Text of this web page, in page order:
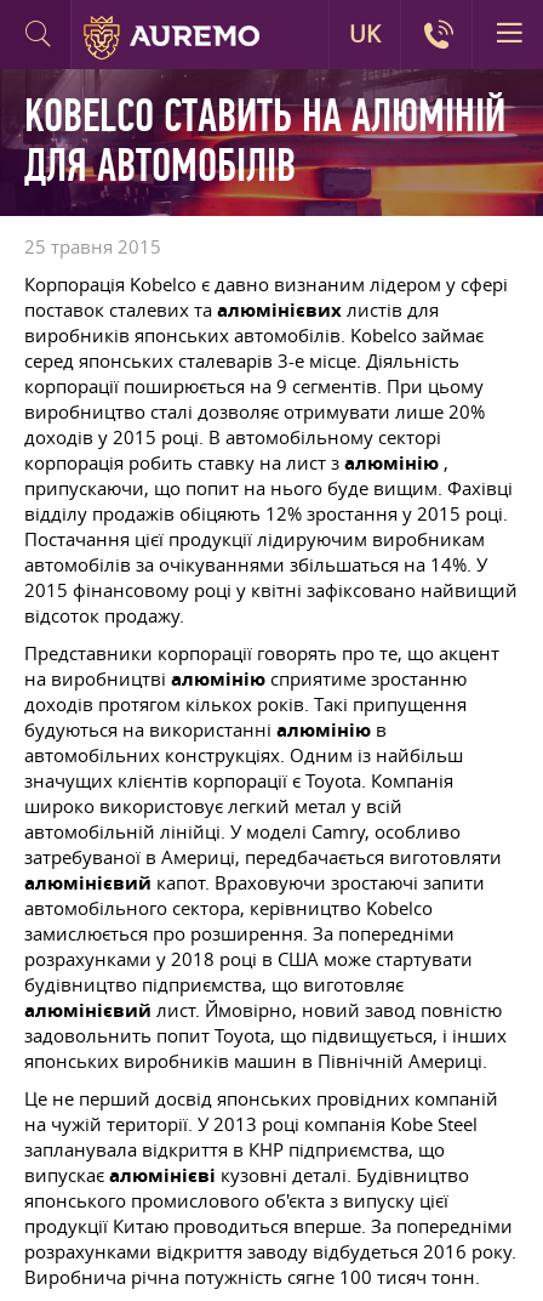
KOBELCO СТАВИТЬ НА АЛЮМІНІЙ
ДЛЯ АВТОМОБІЛІВ
25 травня 2015
Корпорація Kobelco є давно визнаним лідером у сфері
поставок сталевих та алюмінієвих листів для
виробників японських автомобілів. Kobelco займає
серед японських сталеварів 3-е місце. Діяльність
корпорації поширюється на 9 сегментів. При цьому
виробництво сталі дозволяє отримувати лише 20%
доходів у 2015 році. В автомобільному секторі
корпорація робить ставку на лист з алюмінію ,
припускаючи, що попит на нього буде вищим. Фахівці
відділу продажів обіцяють 12% зростання у 2015 році.
Постачання цієї продукції лідируючим виробникам
автомобілів за очікуваннями збільшаться на 14%. У
2015 фінансовому році у квітні зафіксовано найвищий
відсоток продажу.
Представники корпорації говорять про те, що акцент
на виробництві алюмінію сприятиме зростанню
доходів протягом кількох років. Такі припущення
будуються на використанні алюмінію в
автомобільних конструкціях. Одним із найбільш
значущих клієнтів корпорації є Toyota. Компанія
широко використовує легкий метал у всій
автомобільній лінійці. У моделі Camry, особливо
затребуваної в Америці, передбачається виготовляти
алюмінієвий капот. Враховуючи зростаючі запити
автомобільного сектора, керівництво Kobelco
замислюється про розширення. За попередніми
розрахунками у 2018 році в США може стартувати
будівництво підприємства, що виготовляє
алюмінієвий лист. Ймовірно, новий завод повністю
задовольнить попит Toyota, що підвищується, і інших
японських виробників машин в Північній Америці.
Це не перший досвід японських провідних компаній
на чужій території. У 2013 році компанія Kobe Steel
запланувала відкриття в КНР підприємства, що
випускає алюмінієві кузовні деталі. Будівництво
японського промислового об'єкта з випуску цієї
продукції Китаю проводиться вперше. За попередніми
розрахунками відкриття заводу відбудеться 2016 року.
Виробнича річна потужність сягне 100 тисяч тонн.
UK